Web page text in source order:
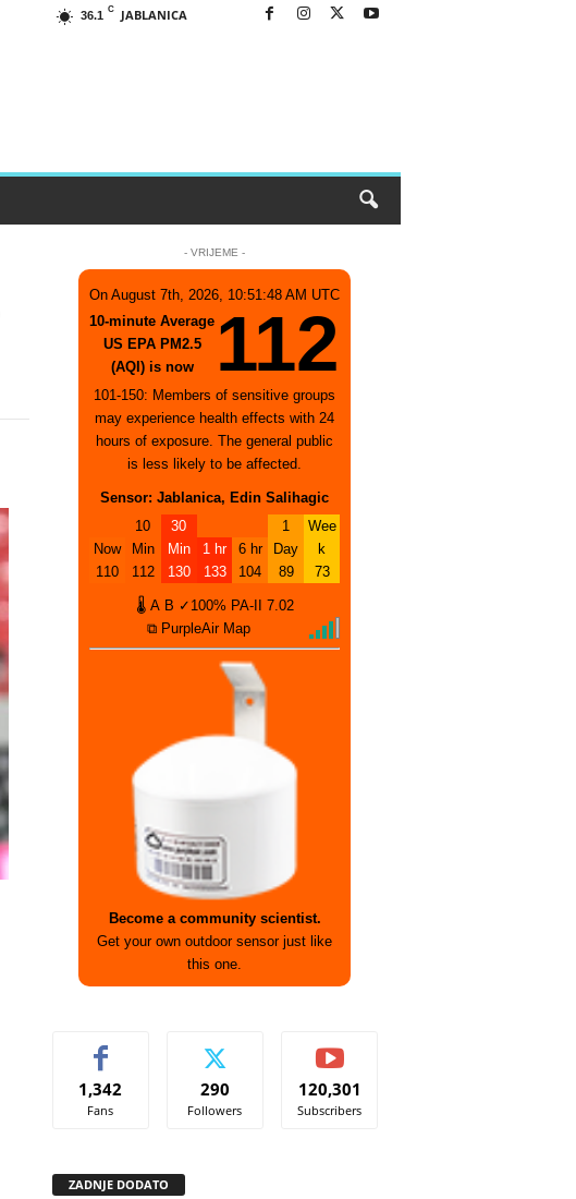
36.1 C JABLANICA
- VRIJEME -
On August 7th, 2026, 10:51:48 AM UTC
10-minute Average
US EPA PM2.5
(AQI) is now
112
101-150: Members of sensitive groups
may experience health effects with 24
hours of exposure. The general public
is less likely to be affected.
Sensor: Jablanica, Edin Salihagic
Now
110
10
Min
112
30
Min
130
1 hr
133
6 hr
104
1
Day
89
Wee
k
73
🌡 A B ✓100% PA-II
7.02
⧉ PurpleAir Map
Become a community scientist.
Get your own outdoor sensor just like
this one.
1,342
Fans
290
Followers
120,301
Subscribers
ZADNJE DODATO